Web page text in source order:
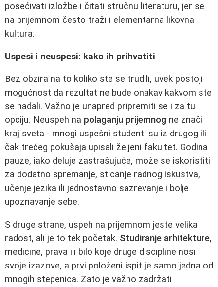
posećivati izložbe i čitati stručnu literaturu, jer se
na prijemnom često traži i elementarna likovna
kultura.
Uspesi i neuspesi: kako ih prihvatiti
Bez obzira na to koliko ste se trudili, uvek postoji
mogućnost da rezultat ne bude onakav kakvom ste
se nadali. Važno je unapred pripremiti se i za tu
opciju. Neuspeh na polaganju prijemnog ne znači
kraj sveta - mnogi uspešni studenti su iz drugog ili
čak trećeg pokušaja upisali željeni fakultet. Godina
pauze, iako deluje zastrašujuće, može se iskoristiti
za dodatno spremanje, sticanje radnog iskustva,
učenje jezika ili jednostavno sazrevanje i bolje
upoznavanje sebe.
S druge strane, uspeh na prijemnom jeste velika
radost, ali je to tek početak. Studiranje arhitekture,
medicine, prava ili bilo koje druge discipline nosi
svoje izazove, a prvi položeni ispit je samo jedna od
mnogih stepenica. Zato je važno zadržati